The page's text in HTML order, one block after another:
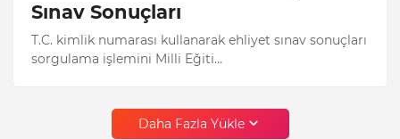
Sınav Sonuçları
T.C. kimlik numarası kullanarak ehliyet sınav sonuçları
sorgulama işlemini Milli Eğiti…
Daha Fazla Yükle